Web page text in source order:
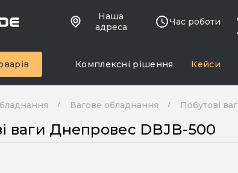
Наша
адреса
Час роботи
Комплексні рішення Кейси
Вагове обладнання Побутові
ваги Днепровес DBJB-500